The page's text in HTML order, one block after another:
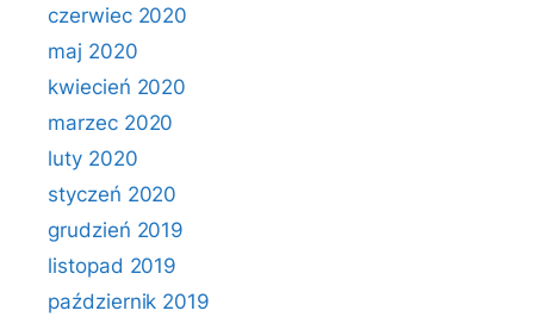
czerwiec 2020
maj 2020
kwiecień 2020
marzec 2020
luty 2020
styczeń 2020
grudzień 2019
listopad 2019
październik 2019